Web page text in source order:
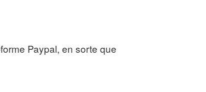
Paypal, en sorte que